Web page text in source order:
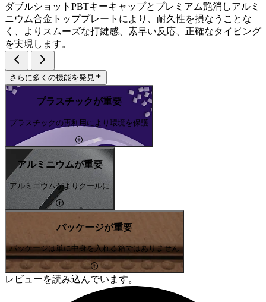
ダブルショットPBTキーキャップとプレミアム艶消しアルミ
ニウム合金トッププレートにより、耐久性を損なうことな
く、よりスムーズな打鍵感、素早い反応、正確なタイピング
を実現します。
さらに多くの機能を発見
プラスチックが重要
プラスチックの再利用により環境を保護
アルミニウムが重要
アルミニウムがよりクールに
パッケージが重要
パッケージは単に中身を入れる箱ではありません
レビューを読み込んでいます。